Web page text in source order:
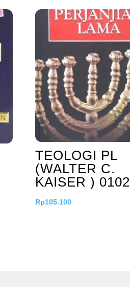
TEOLOGI PL
(WALTER C.
KAISER ) 0102
Rp105.100